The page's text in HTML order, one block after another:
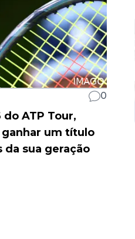
0
ATP Tour,
ganhar um título
da sua geração